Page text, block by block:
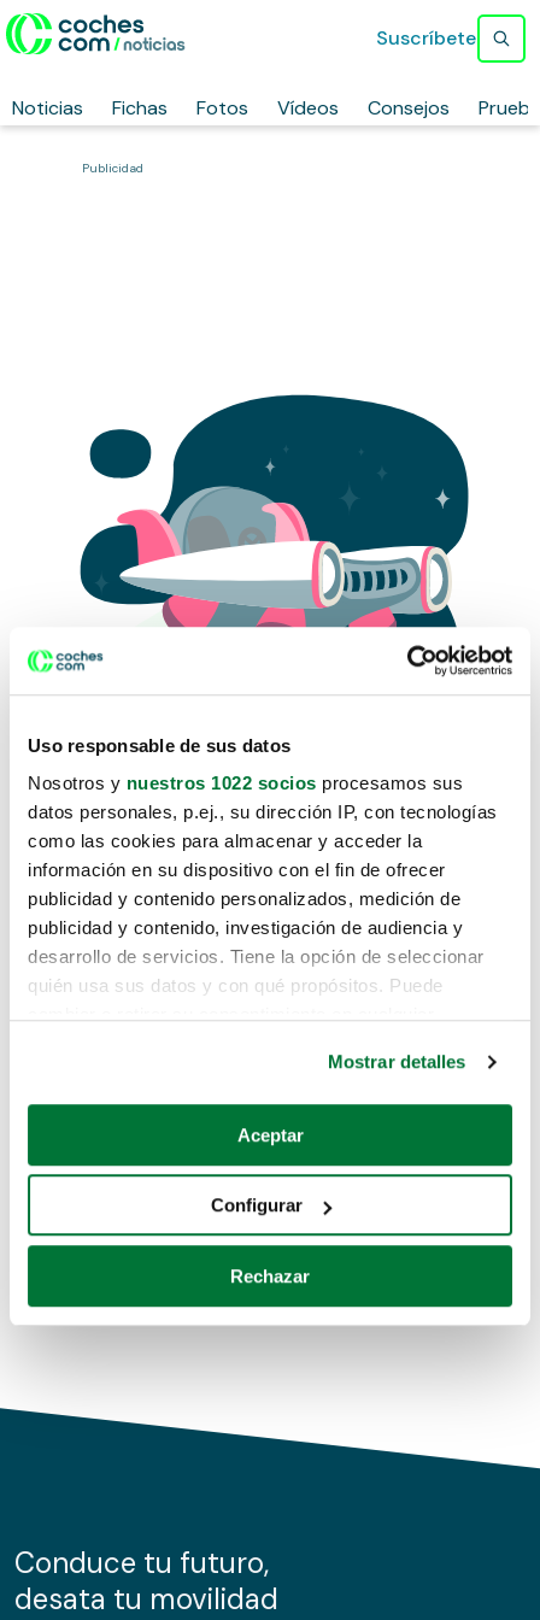
Uso responsable de sus datos
Nosotros y nuestros 1022 socios procesamos sus
datos personales, p.ej., su dirección IP, con tecnologías
como las cookies para almacenar y acceder la
información en su dispositivo con el fin de ofrecer
publicidad y contenido personalizados, medición de
publicidad y contenido, investigación de audiencia y
desarrollo de servicios. Tiene la opción de seleccionar
quién usa sus datos y con qué propósitos. Puede
Si lo permite, también quisiéramos:
Recopilar información sobre su ubicación geográfica
Identificar su dispositivo analizándolo activamente
para buscar características específicas (huellas
Obtenga más información sobre cómo se procesan sus
de cookies.
información sobre el uso que haga del sitio web con
nuestros partners de redes sociales, publicidad y análisis
Mostrar detalles
Aceptar
Configurar
Rechazar
Noticias Fichas Fotos Vídeos Consejos
Suscríbete
Publicidad
Lo sentimos, no sabemos como
te hemos traido hasta aquí.
Pero puedes encontrar el coche que estás
buscando en alguno de estos enlaces:
Coches de segunda mano
Coches de km0
Conduce tu futuro,
desata tu movilidad